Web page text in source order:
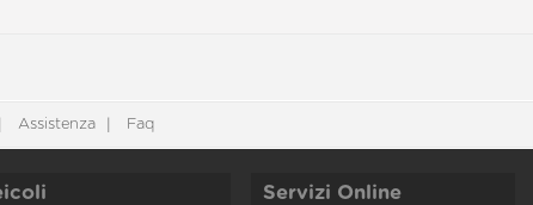
Assistenza Faq
Servizi Online